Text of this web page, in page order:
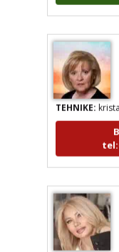
TEHNIKE:
TEHNIKE:tarot,